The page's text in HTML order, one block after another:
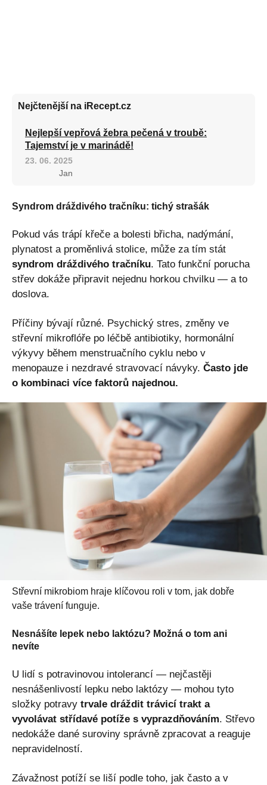
Nejčtenější na iRecept.cz
Nejlepší vepřová žebra pečená v troubě:
Tajemství je v marinádě!
23. 06. 2025
Jan
Syndrom dráždivého tračníku: tichý strašák
Pokud vás trápí křeče a bolesti břicha, nadýmání,
plynatost a proměnlivá stolice, může za tím stát
syndrom dráždivého tračníku. Tato funkční porucha
střev dokáže připravit nejednu horkou chvilku — a to
doslova.
Příčiny bývají různé. Psychický stres, změny ve
střevní mikroflóře po léčbě antibiotiky, hormonální
výkyvy během menstruačního cyklu nebo v
menopauze i nezdravé stravovací návyky. Často jde
o kombinaci více faktorů najednou.
Střevní mikrobiom hraje klíčovou roli v tom, jak dobře
vaše trávení funguje.
Nesnášíte lepek nebo laktózu? Možná o tom ani
nevíte
U lidí s potravinovou intolerancí — nejčastěji
nesnášenlivostí lepku nebo laktózy — mohou tyto
složky potravy trvale dráždit trávicí trakt a
vyvolávat střídavé potíže s vyprazdňováním. Střevo
nedokáže dané suroviny správně zpracovat a reaguje
nepravidelností.
Závažnost potíží se liší podle toho, jak často a v